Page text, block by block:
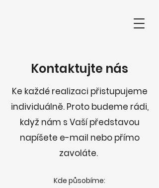
Kontaktujte nás
Ke každé realizaci přistupujeme
individuálně. Proto budeme rádi,
když nám s Vaší představou
napíšete e-mail nebo přímo
zavoláte​.
Kde působíme: